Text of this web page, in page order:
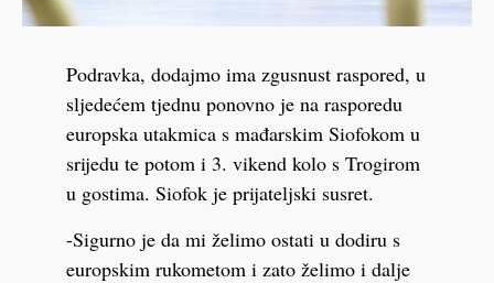
Podravka, dodajmo ima zgusnust raspored, u
sljedećem tjednu ponovno je na rasporedu
europska utakmica s mađarskim Siofokom u
srijedu te potom i 3. vikend kolo s Trogirom
u gostima. Siofok je prijateljski susret.
-Sigurno je da mi želimo ostati u dodiru s
europskim rukometom i zato želimo i dalje